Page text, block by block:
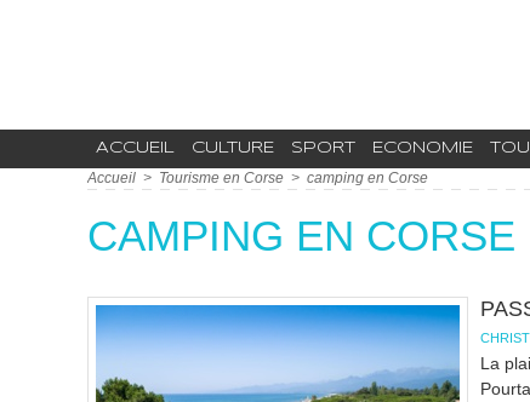
ACCUEIL CULTURE SPORT ECONOMIE
Accueil > Tourisme en Corse > camping en Corse
CAMPING EN CORSE
La